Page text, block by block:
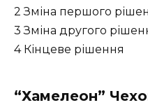
2 Зміна першого
3 Зміна другого
4 Кінцеве рішення
“Хамелеон”